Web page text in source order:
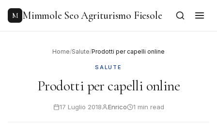
content
M Mimmole Seo Agriturismo Fiesole
Home/Salute/Prodotti per capelli online
SALUTE
Prodotti per capelli online
17 Luglio 2018 Enrico 1 min read